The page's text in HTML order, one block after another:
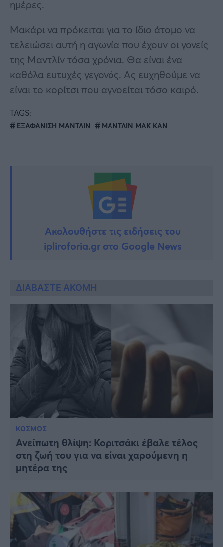
ημέρες.
Μακάρι να πρόκειται για το ίδιο άτομο να
τελειώσει αυτή η αγωνία που έχουν οι γονείς
της Μαντλίν τόσα χρόνια. Θα είναι ένα
καθόλα ευτυχές γεγονός. Ας ευχηθούμε να
είναι το κορίτσι που αγνοείται τόσο καιρό.
TAGS:
ΕΞΑΦΑΝΙΣΗ ΜΑΝΤΛΙΝ ΜΑΝΤΛΙΝ ΜΑΚ ΚΑΝ
Ακολουθήστε τις ειδήσεις του
ipliroforia.gr στο Google News
ΔΙΑΒΑΣΤΕ ΑΚΟΜΗ
ΚΟΣΜΟΣ
Ανείπωτη θλίψη: Κοριτσάκι έβαλε τέλος
στη ζωή του για να είναι χαρούμενη η
μητέρα της